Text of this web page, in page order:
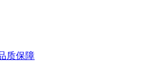
质保障